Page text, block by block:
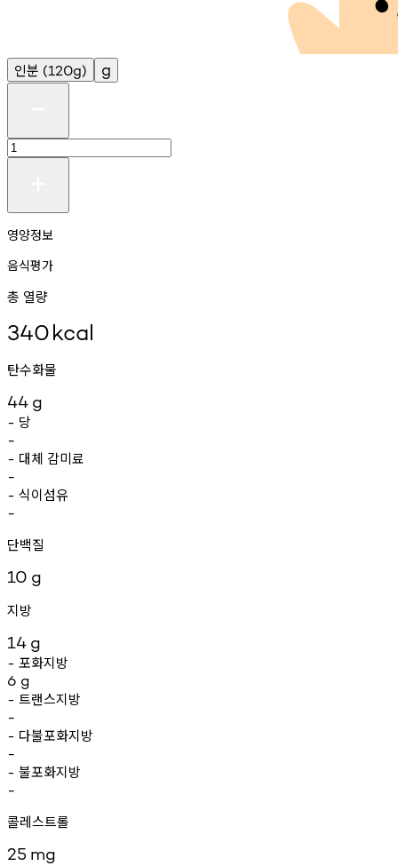
인분 (120g) g
영양정보
음식평가
총 열량
340kcal
탄수화물
44 g
- 당
-
- 대체 감미료
-
- 식이섬유
-
단백질
10 g
지방
14 g
- 포화지방
6 g
- 트랜스지방
-
- 다불포화지방
-
- 불포화지방
-
콜레스트롤
25 mg